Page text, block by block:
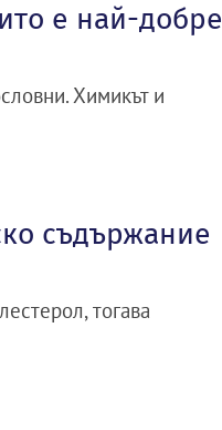
е най-добре
Химикът и
съдържание
тогава